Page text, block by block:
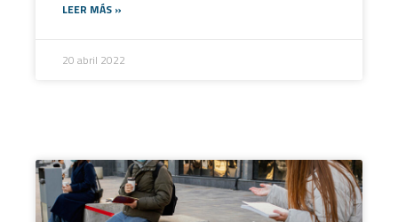
LEER MÁS »
20 abril 2022